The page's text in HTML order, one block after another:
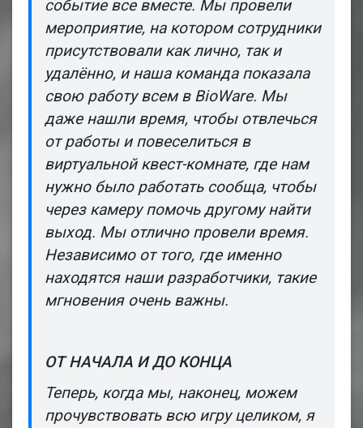
событие все вместе. Мы провели
мероприятие, на котором сотрудники
присутствовали как лично, так и
удалённо, и наша команда показала
свою работу всем в BioWare. Мы
даже нашли время, чтобы отвлечься
от работы и повеселиться в
виртуальной квест-комнате, где нам
нужно было работать сообща, чтобы
через камеру помочь другому найти
выход. Мы отлично провели время.
Независимо от того, где именно
находятся наши разработчики, такие
мгновения очень важны.
ОТ НАЧАЛА И ДО КОНЦА
Теперь, когда мы, наконец, можем
прочувствовать всю игру целиком, я